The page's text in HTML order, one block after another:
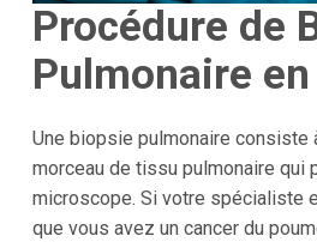
Procédure de
Pulmonaire
Une biopsie pulmonaire consiste
morceau de tissu pulmonaire qui
microscope. Si votre spécialiste
que vous avez un cancer du